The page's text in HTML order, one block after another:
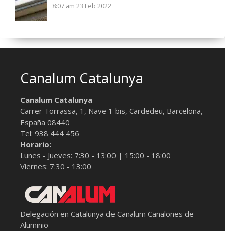
8:07 am 23 Feb 2022
Canalum Catalunya
Canalum Catalunya
Carrer Torrassa, 1, Nave 1 bis, Cardedeu, Barcelona,
España 08440
Tel: 938 444 456
Horario:
Lunes - Jueves: 7:30 - 13:00 | 15:00 - 18:00
Viernes: 7:30 - 13:00
Delegación en Catalunya de Canalum Canalones de
Aluminio